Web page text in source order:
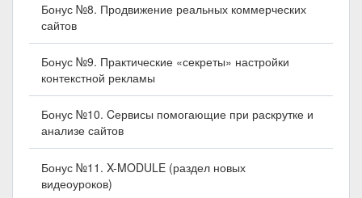
Бонус №8. Продвижение реальных коммерческих
сайтов
Бонус №9. Практические «секреты» настройки
контекстной рекламы
Бонус №10. Cервисы помогающие при раскрутке и
анализе сайтов
Бонус №11. X-MODULE (раздел новых
видеоуроков)